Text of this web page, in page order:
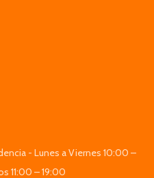
- Lunes a Viernes 10:00 –
11:00 – 19:00